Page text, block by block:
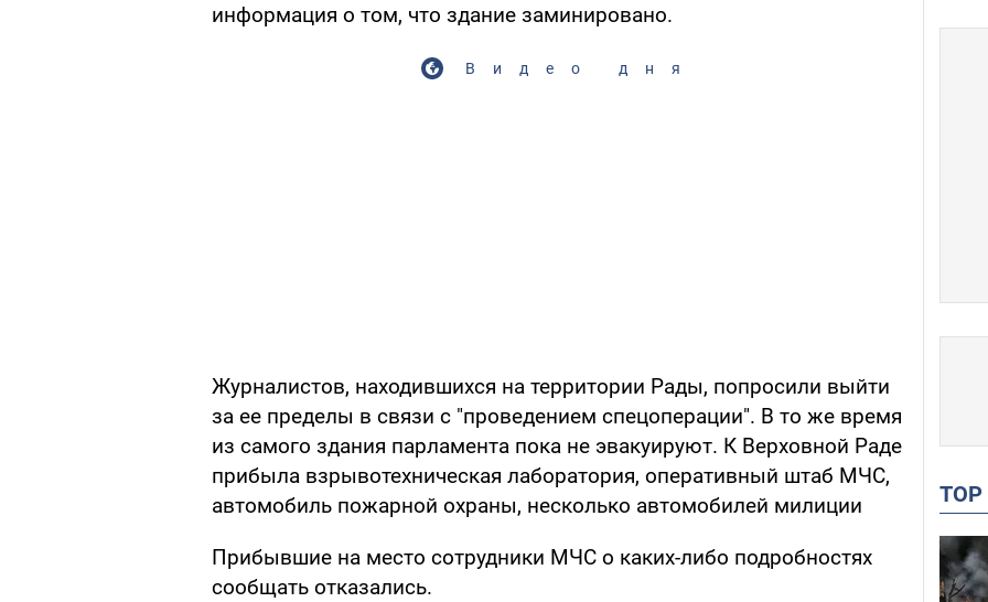
информация о том, что здание заминировано.
Видео дня
Журналистов, находившихся на территории Рады, попросили выйти
за ее пределы в связи с "проведением спецоперации". В то же время
из самого здания парламента пока не эвакуируют. К Верховной Раде
прибыла взрывотехническая лаборатория, оперативный штаб МЧС,
автомобиль пожарной охраны, несколько автомобилей милиции
Прибывшие на место сотрудники МЧС о каких-либо подробностях
сообщать отказались.